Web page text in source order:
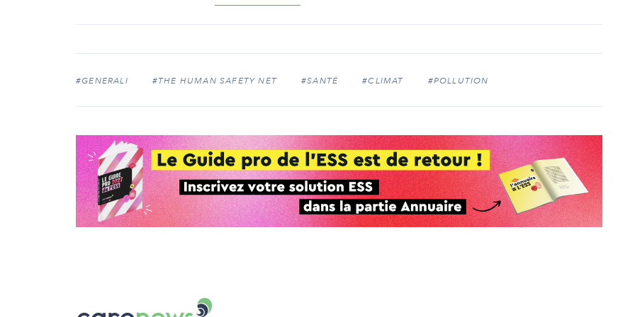
#GENERALI #THE HUMAN SAFETY NET #SANTÉ #CLIMAT #POLLUTION